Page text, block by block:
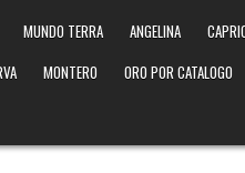
MUNDO TERRA ANGELINA
MONTERO ORO POR CATALOGO